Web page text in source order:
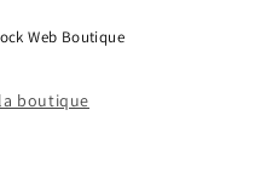
Web Boutique
boutique